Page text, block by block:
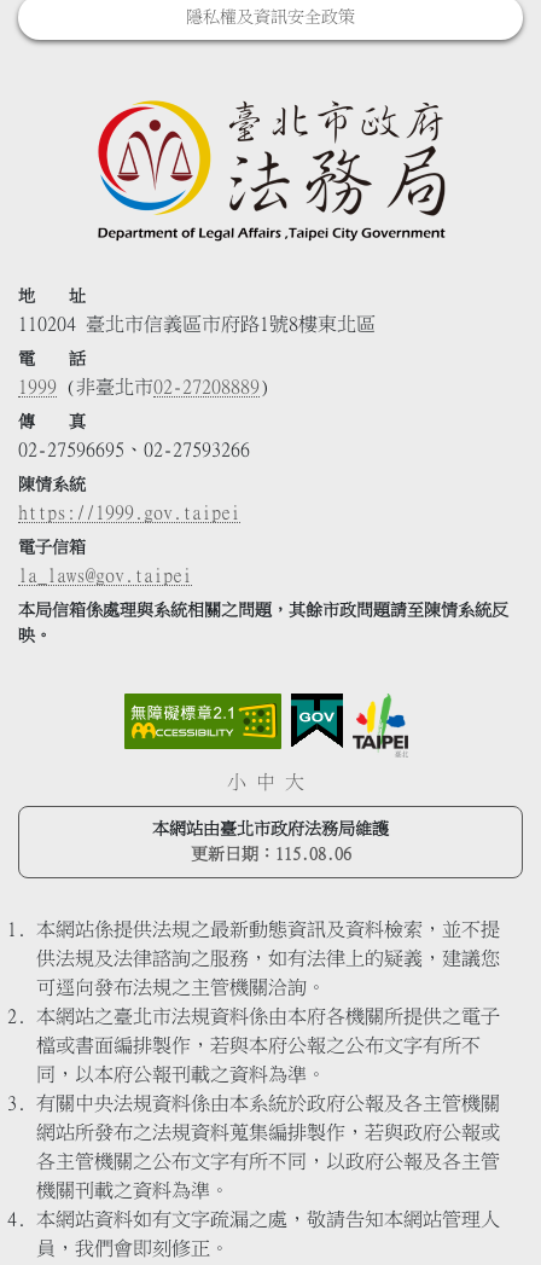
隱私權及資訊安全政策
地 址
110204 臺北市信義區市府路1號8樓東北區
電 話
1999 (非臺北市02-27208889)
傳 真
02-27596695、02-27593266
陳情系統
https://1999.gov.taipei
電子信箱
la_laws@gov.taipei
本局信箱係處理與系統相關之問題，其餘市政問題請至陳情系統反
映。
小 中 大
本網站由臺北市政府法務局維護
更新日期： 115.08.06
本網站係提供法規之最新動態資訊及資料檢索，並不提
供法規及法律諮詢之服務，如有法律上的疑義，建議您
可逕向發布法規之主管機關洽詢。
本網站之臺北市法規資料係由本府各機關所提供之電子
檔或書面編排製作，若與本府公報之公布文字有所不
同，以本府公報刊載之資料為準。
有關中央法規資料係由本系統於政府公報及各主管機關
網站所發布之法規資料蒐集編排製作，若與政府公報或
各主管機關之公布文字有所不同，以政府公報及各主管
機關刊載之資料為準。
本網站資料如有文字疏漏之處，敬請告知本網站管理人
員，我們會即刻修正。